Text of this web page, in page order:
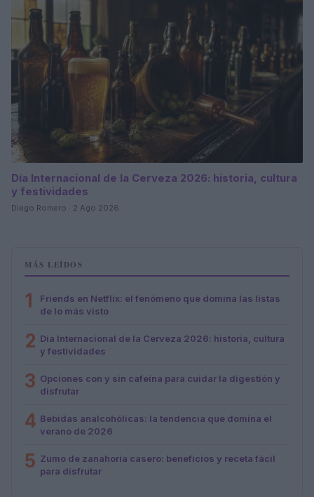
Día Internacional de la Cerveza 2026: historia, cultura
y festividades
Diego Romero · 2 Ago 2026
MÁS LEÍDOS
1
Friends en Netflix: el fenómeno que domina las listas
de lo más visto
2 Día Internacional de la Cerveza 2026: historia, cultura
y festividades
3 Opciones con y sin cafeína para cuidar la digestión y
disfrutar
4 Bebidas analcohólicas: la tendencia que domina el
verano de 2026
5 Zumo de zanahoria casero: beneficios y receta fácil
para disfrutar